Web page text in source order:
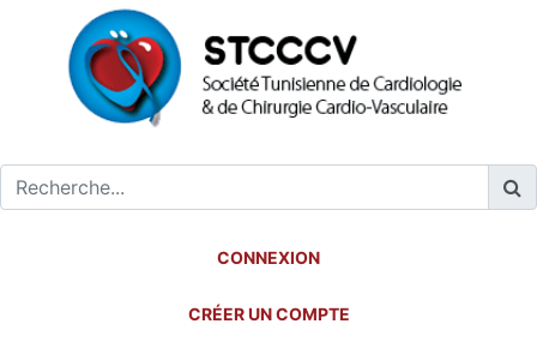
CONNEXION
CRÉER UN COMPTE